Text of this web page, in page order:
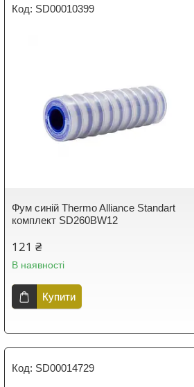
SD00010399
Фум синій Thermo Alliance Standart
комплект SD260BW12
121 ₴
В наявності
Купити
SD00014729